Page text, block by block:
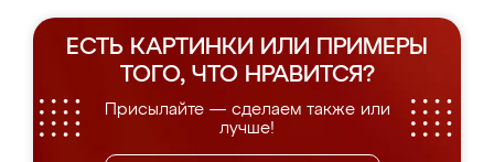
ЕСТЬ КАРТИНКИ ИЛИ ПРИМЕРЫ
ТОГО, ЧТО НРАВИТСЯ?
Присылайте — сделаем также или
лучше!